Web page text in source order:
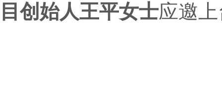
目创始人王平女士应邀